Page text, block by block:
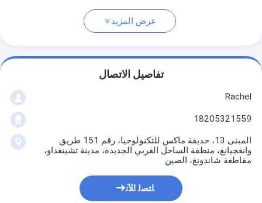
عرض المزيد
تفاصيل الاتصال
Rachel
18205321559
المبنى 13، حديقة ماكس للتكنولوجيا، رقم 151 طريق
وانغجيانغ، منطقة الساحل الغربي الجديدة، مدينة تشينغداو،
مقاطعة شاندونغ، الصين
ﺎﺘﺼﻟ ﺍﻶﻧ